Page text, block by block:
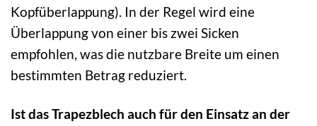
Kopfüberlappung). In der Regel wird eine
Überlappung von einer bis zwei Sicken
empfohlen, was die nutzbare Breite um einen
bestimmten Betrag reduziert.
Ist das Trapezblech auch für den Einsatz an der